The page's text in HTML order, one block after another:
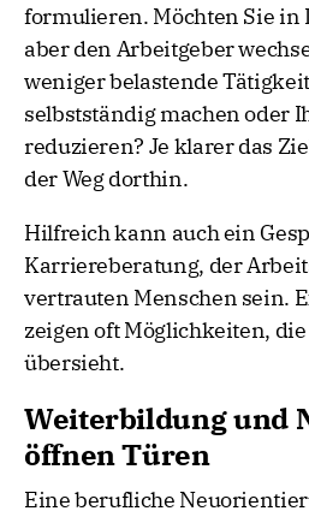
formulieren. Möchten Sie in
aber den Arbeitgeber
weniger belastende
selbstständig machen oder
reduzieren? Je klarer das
der Weg dorthin.
Hilfreich kann auch ein
Karriereberatung, der
vertrauten Menschen sein.
zeigen oft Möglichkeiten,
übersieht.
Weiterbildung und
öffnen Türen
Eine berufliche